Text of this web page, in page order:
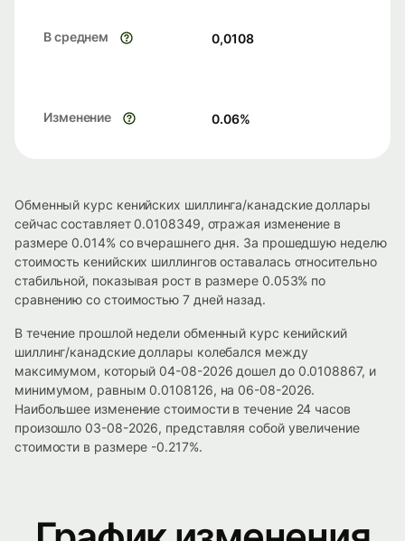
В среднем 0,0108
Изменение 0.06%
Обменный курс кенийских шиллинга/канадские доллары
сейчас составляет 0.0108349, отражая изменение в
размере 0.014% со вчерашнего дня. За прошедшую неделю
стоимость кенийских шиллингов оставалась относительно
стабильной, показывая рост в размере 0.053% по
сравнению со стоимостью 7 дней назад.
В течение прошлой недели обменный курс кенийский
шиллинг/канадские доллары колебался между
максимумом, который 04-08-2026 дошел до 0.0108867, и
минимумом, равным 0.0108126, на 06-08-2026.
Наибольшее изменение стоимости в течение 24 часов
произошло 03-08-2026, представляя собой увеличение
стоимости в размере -0.217%.